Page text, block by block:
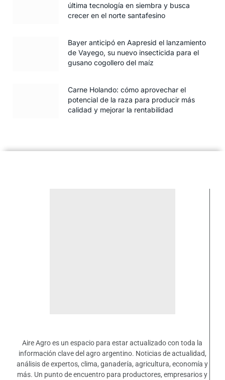
última tecnología en siembra y busca
crecer en el norte santafesino
Bayer anticipó en Aapresid el lanzamiento
de Vayego, su nuevo insecticida para el
gusano cogollero del maíz
Carne Holando: cómo aprovechar el
potencial de la raza para producir más
calidad y mejorar la rentabilidad
Aire Agro es un espacio para estar actualizado con toda la
información clave del agro argentino. Noticias de actualidad,
análisis de expertos, clima, ganadería, agricultura, economía y
más. Un punto de encuentro para productores, empresarios y